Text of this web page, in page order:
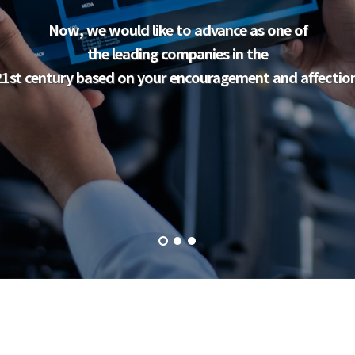
Now, we would like to advance as one of
the leading companies in the
century based on your encouragement and